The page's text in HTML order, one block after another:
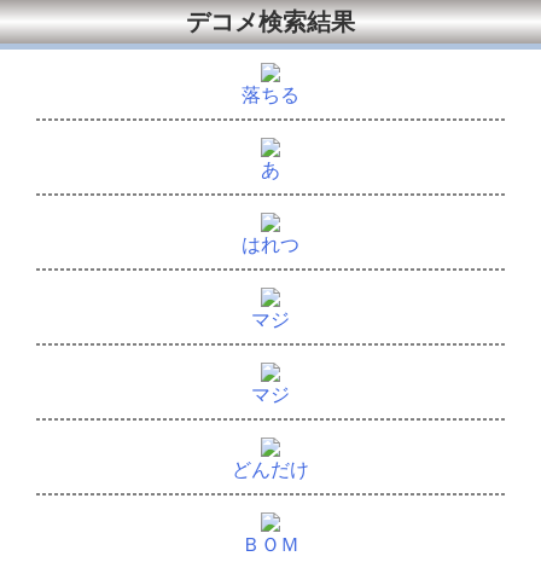
デコメ検索結果
落ちる
あ
はれつ
マジ
マジ
どんだけ
ＢＯＭ